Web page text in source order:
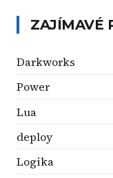
ZAJÍMAVÉ
Darkworks
Power
Lua
deploy
Logika